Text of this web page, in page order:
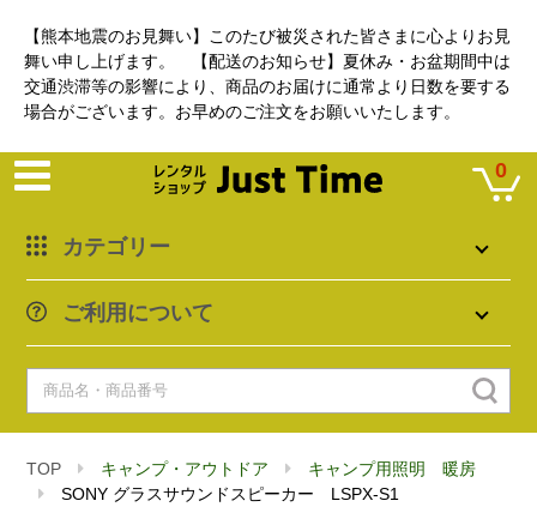
【熊本地震のお見舞い】このたび被災された皆さまに心よりお見
舞い申し上げます。 【配送のお知らせ】夏休み・お盆期間中は
交通渋滞等の影響により、商品のお届けに通常より日数を要する
場合がございます。お早めのご注文をお願いいたします。
カテゴリー
ご利用について
0
TOP キャンプ・アウトドア
キャンプ用照明 暖房
SONY グラスサウンドスピーカー LSPX-S1